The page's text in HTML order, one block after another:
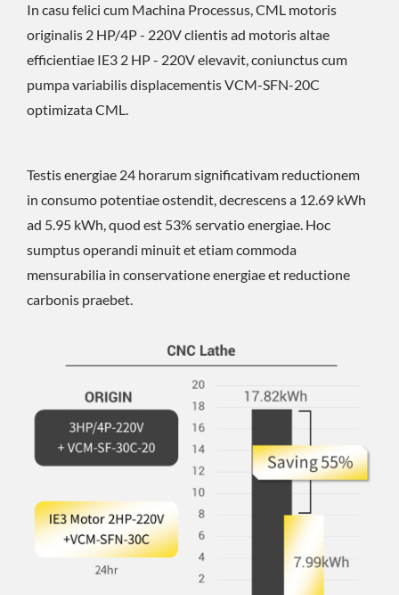
In casu felici cum Machina Processus, CML motoris
originalis 2 HP/4P - 220V clientis ad motoris altae
efficientiae IE3 2 HP - 220V elevavit, coniunctus cum
pumpa variabilis displacementis VCM-SFN-20C
optimizata CML.
Testis energiae 24 horarum significativam reductionem
in consumo potentiae ostendit, decrescens a 12.69 kWh
ad 5.95 kWh, quod est 53% servatio energiae. Hoc
sumptus operandi minuit et etiam commoda
mensurabilia in conservatione energiae et reductione
carbonis praebet.